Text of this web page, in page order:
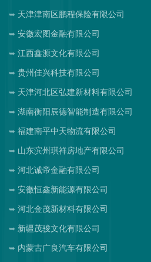
天津津南区鹏程保险有限公司
安徽宏图金融有限公司
江西鑫源文化有限公司
贵州佳兴科技有限公司
天津河北区弘建新材料有限公司
湖南衡阳辰德智能制造有限公司
福建南平中天物流有限公司
山东滨州琪祥房地产有限公司
河北诚帝金融有限公司
安徽恒鑫新能源有限公司
河北金茂新材料有限公司
新疆茂骏文化有限公司
内蒙古广良汽车有限公司